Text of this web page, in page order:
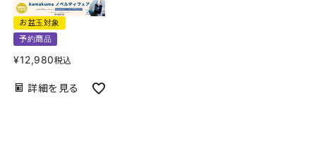
お盆玉対象
予約商品
¥12,980税込
詳細を見る